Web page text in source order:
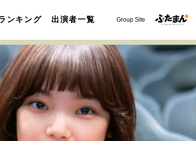
ンキング 出演者一覧 Group Site
決断の裏側 挫折からの再起 未知への挑戦